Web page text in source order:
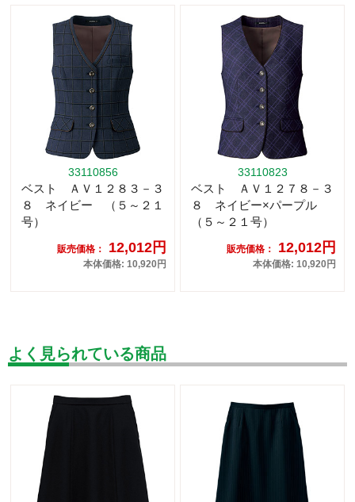
33110856
ベスト ＡＶ１２８３－３
８ ネイビー （５～２１
号）
販売価格： 12,012円
本体価格: 10,920円
33110823
ベスト ＡＶ１２７８－３
８ ネイビー×パープル
（５～２１号）
販売価格： 12,012円
本体価格: 10,920円
よく見られている商品